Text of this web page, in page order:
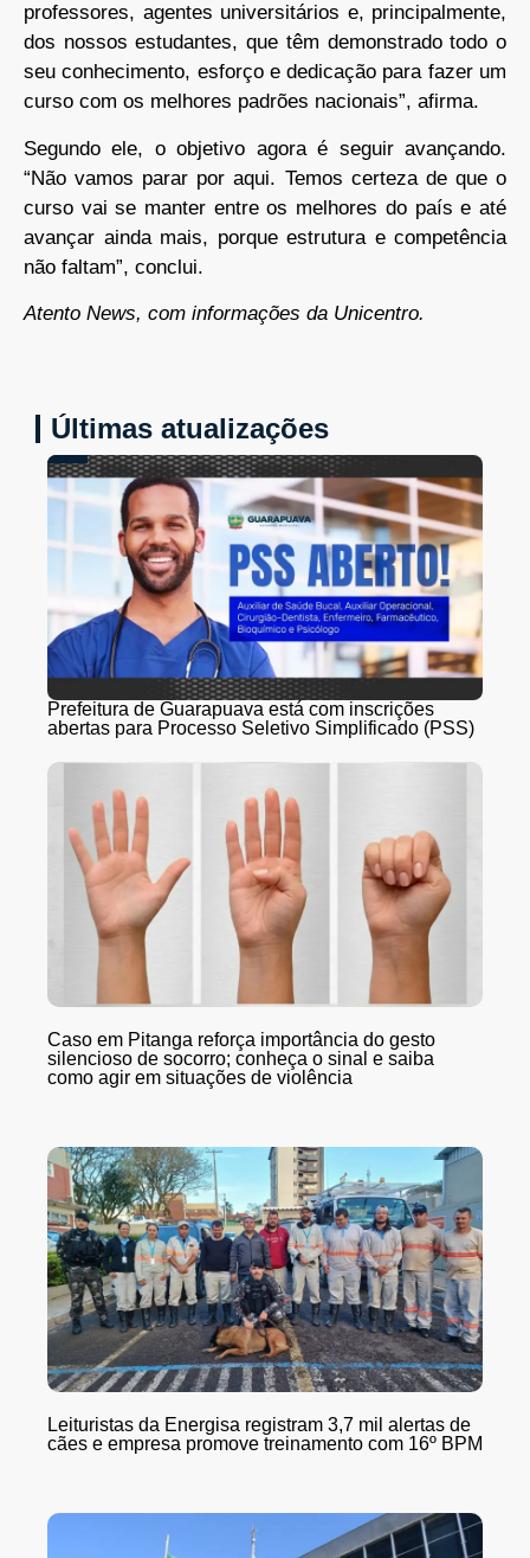
professores, agentes universitários e, principalmente,
dos nossos estudantes, que têm demonstrado todo o
seu conhecimento, esforço e dedicação para fazer um
curso com os melhores padrões nacionais”, afirma.
Segundo ele, o objetivo agora é seguir avançando.
“Não vamos parar por aqui. Temos certeza de que o
curso vai se manter entre os melhores do país e até
avançar ainda mais, porque estrutura e competência
não faltam”, conclui.
Atento News, com informações da Unicentro.
Últimas atualizações
Prefeitura de Guarapuava está com inscrições
abertas para Processo Seletivo Simplificado (PSS)
Caso em Pitanga reforça importância do gesto
silencioso de socorro; conheça o sinal e saiba
como agir em situações de violência
Leituristas da Energisa registram 3,7 mil alertas de
cães e empresa promove treinamento com 16º BPM